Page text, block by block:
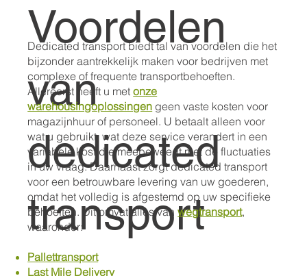
Voordelen
van
dedicated
transport
Dedicated transport biedt tal van voordelen die het
bijzonder aantrekkelijk maken voor bedrijven met
complexe of frequente transportbehoeften.
Allereerst heeft u metonze
warehousingoplossingen geen vaste kosten voor
magazijnhuur of personeel. U betaalt alleen voor
wat u gebruikt, wat deze service verandert in een
variabele kost die meebeweegt met de fluctuaties
in uw vraag. Daarnaast zorgt dedicated transport
voor een betrouwbare levering van uw goederen,
omdat het volledig is afgestemd op uw specifieke
behoeften. Dit omvat alles vanwegtransport,
waaronder:
Pallettransport
Last Mile Delivery